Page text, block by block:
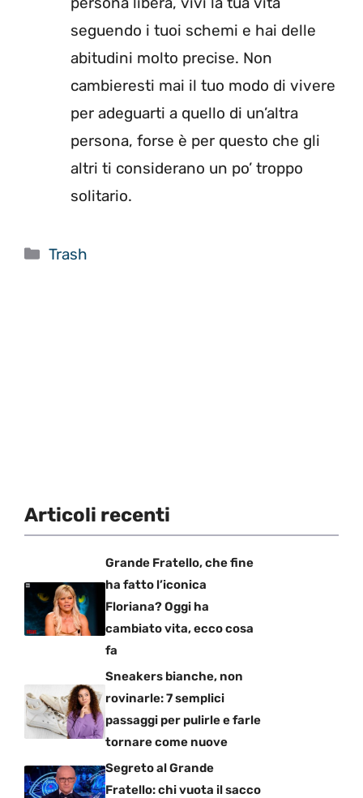
seguendo i tuoi schemi e hai delle
abitudini molto precise. Non
cambieresti mai il tuo modo di vivere
per adeguarti a quello di un’altra
persona, forse è per questo che gli
altri ti considerano un po’ troppo
solitario.
Categorie
Trash
Articoli recenti
Grande Fratello, che fine
ha fatto l’iconica
Floriana? Oggi ha
cambiato vita, ecco cosa
fa
Sneakers bianche, non
rovinarle: 7 semplici
passaggi per pulirle e farle
tornare come nuove
Segreto al Grande
Fratello: chi vuota il sacco